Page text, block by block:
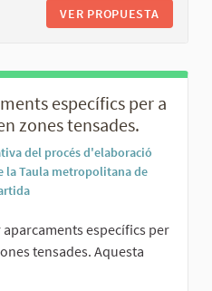
VER PROPUESTA
específics per a
zones tensades.
del procés d'elaboració
la Taula metropolitana de
específics per
tensades. Aquesta